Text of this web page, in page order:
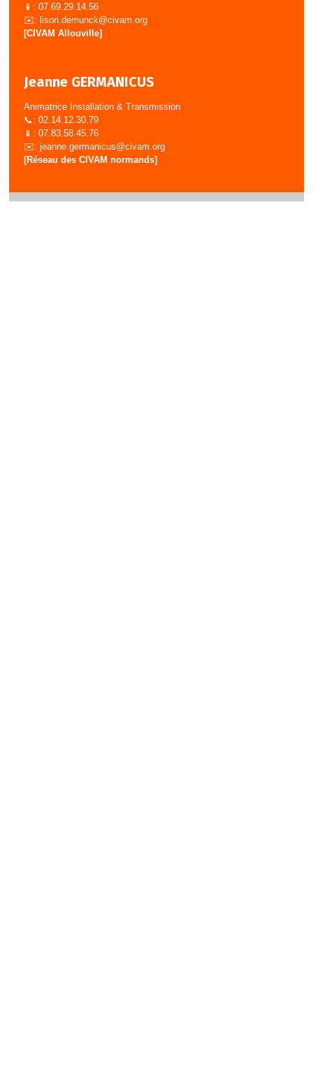
📱: 07.69.29.14.56
✉️: lison.demunck@civam.org
[CIVAM Allouville]
Jeanne GERMANICUS
Animatrice Installation & Transmission
📞: 02.14.12.30.79
📱: 07.83.58.45.76
✉️: jeanne.germanicus@civam.org
[Réseau des CIVAM normands]